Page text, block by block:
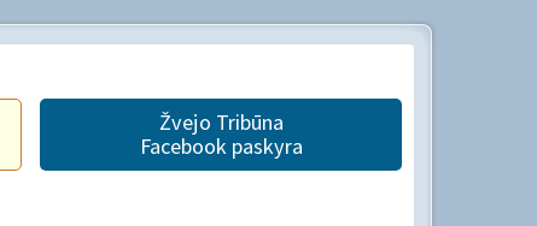
Žvejo Tribūna
Facebook paskyra